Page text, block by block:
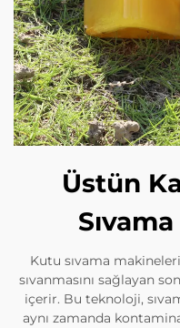
Üstün
Kutu sıvama
sıvanmasını sağlayan
içerir. Bu teknoloji,
aynı zamanda